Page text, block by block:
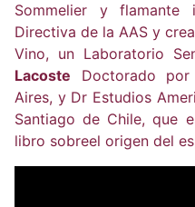
Sommelier y flamante
Directiva de la AAS y
Vino, un Laboratorio
Lacoste Doctorado
Aires, y Dr Estudios
Santiago de Chile, que
libro sobreel origen del